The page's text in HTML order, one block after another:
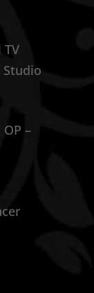
TV
Studio
–